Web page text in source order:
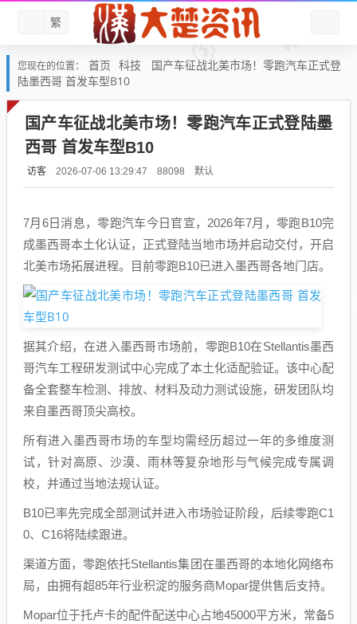
繁
您现在的位置： 首页 科技
国产车征战北美市场！零跑汽车正式登
陆墨西哥 首发车型B10
国产车征战北美市场！零跑汽车正式登陆墨
西哥 首发车型B10
访客 2026-07-06 13:29:47 88098 默认
7月6日消息，零跑汽车今日官宣，2026年7月，零跑B10完
成墨西哥本土化认证，正式登陆当地市场并启动交付，开启
北美市场拓展进程。目前零跑B10已进入墨西哥各地门店。
据其介绍，在进入墨西哥市场前，零跑B10在Stellantis墨西
哥汽车工程研发测试中心完成了本土化适配验证。该中心配
备全套整车检测、排放、材料及动力测试设施，研发团队均
来自墨西哥顶尖高校。
所有进入墨西哥市场的车型均需经历超过一年的多维度测
试，针对高原、沙漠、雨林等复杂地形与气候完成专属调
校，并通过当地法规认证。
B10已率先完成全部测试并进入市场验证阶段，后续零跑C1
0、C16将陆续跟进。
渠道方面，零跑依托Stellantis集团在墨西哥的本地化网络布
局，由拥有超85年行业积淀的服务商Mopar提供售后支持。
Mopar位于托卢卡的配件配送中心占地45000平方米，常备5